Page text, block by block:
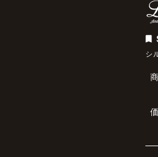
シ